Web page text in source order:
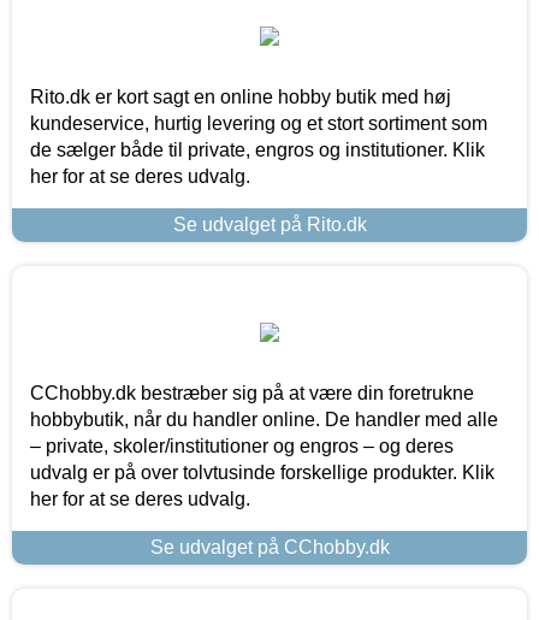
Rito.dk er kort sagt en online hobby butik med høj
kundeservice, hurtig levering og et stort sortiment som
de sælger både til private, engros og institutioner. Klik
her for at se deres udvalg.
Se udvalget på Rito.dk
CChobby.dk bestræber sig på at være din foretrukne
hobbybutik, når du handler online. De handler med alle
– private, skoler/institutioner og engros – og deres
udvalg er på over tolvtusinde forskellige produkter. Klik
her for at se deres udvalg.
Se udvalget på CChobby.dk